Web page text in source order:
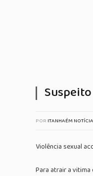
POR ITANHAÉM
Violência sexual
Para atrair a